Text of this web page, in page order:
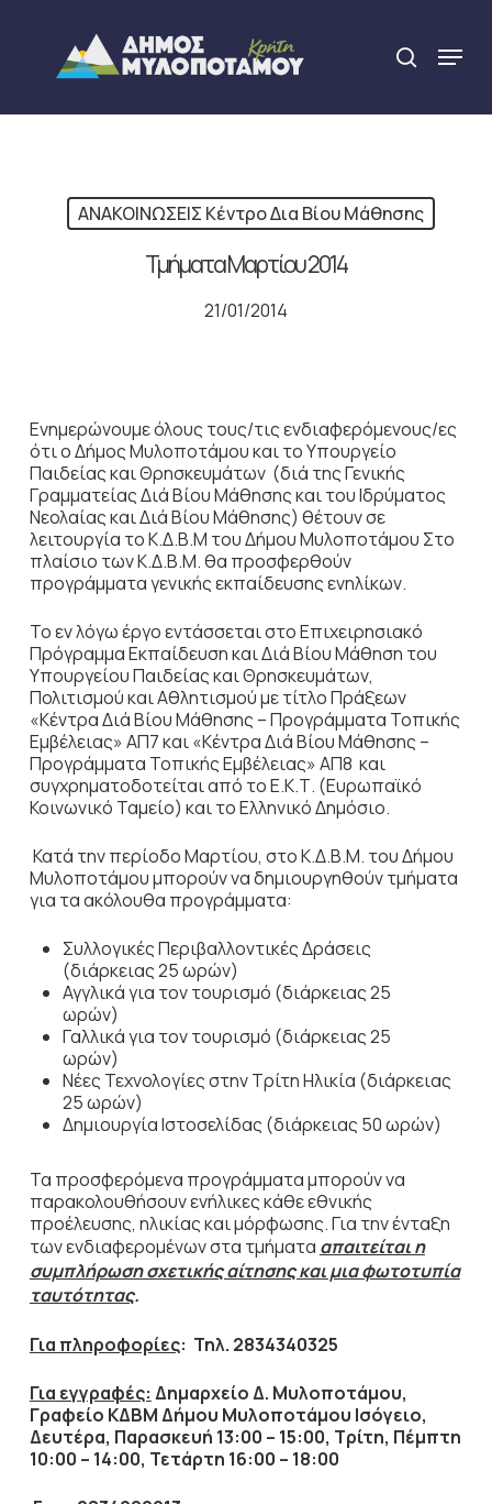
content
search
Menu
ΑΝΑΚΟΙΝΩΣΕΙΣ Κέντρο Δια Βίου Μάθησης
Τμήματα Μαρτίου 2014
21/01/2014
Ενημερώνουμε όλους τους/τις ενδιαφερόμενους/ες
ότι ο Δήμος Μυλοποτάμου και το Υπουργείο
Παιδείας και Θρησκευμάτων (διά της Γενικής
Γραμματείας Διά Βίου Μάθησης και του Ιδρύματος
Νεολαίας και Διά Βίου Μάθησης) θέτουν σε
λειτουργία το Κ.Δ.Β.Μ του Δήμου Μυλοποτάμου Στο
πλαίσιο των Κ.Δ.Β.Μ. θα προσφερθούν
προγράμματα γενικής εκπαίδευσης ενηλίκων.
Το εν λόγω έργο εντάσσεται στο Επιχειρησιακό
Πρόγραμμα Εκπαίδευση και Διά Βίου Μάθηση του
Υπουργείου Παιδείας και Θρησκευμάτων,
Πολιτισμού και Αθλητισμού με τίτλο Πράξεων
«Κέντρα Διά Βίου Μάθησης – Προγράμματα Τοπικής
Εμβέλειας» ΑΠ7 και «Κέντρα Διά Βίου Μάθησης –
Προγράμματα Τοπικής Εμβέλειας» ΑΠ8 και
συγχρηματοδοτείται από το Ε.Κ.Τ. (Ευρωπαϊκό
Κοινωνικό Ταμείο) και το Ελληνικό Δημόσιο.
Κατά την περίοδο Μαρτίου, στο Κ.Δ.Β.Μ. του Δήμου
Μυλοποτάμου μπορούν να δημιουργηθούν τμήματα
για τα ακόλουθα προγράμματα:
Συλλογικές Περιβαλλοντικές Δράσεις
(διάρκειας 25 ωρών)
Αγγλικά για τον τουρισμό (διάρκειας 25
ωρών)
Γαλλικά για τον τουρισμό (διάρκειας 25
ωρών)
Νέες Τεχνολογίες στην Τρίτη Ηλικία (διάρκειας
25 ωρών)
Δημιουργία Ιστοσελίδας (διάρκειας 50 ωρών)
Τα προσφερόμενα προγράμματα μπορούν να
παρακολουθήσουν ενήλικες κάθε εθνικής
προέλευσης, ηλικίας και μόρφωσης. Για την ένταξη
των ενδιαφερομένων στα τμήματα απαιτείται η
συμπλήρωση σχετικής αίτησης και μια φωτοτυπία
ταυτότητας.
Για πληροφορίες: Τηλ. 2834340325
Για εγγραφές: Δημαρχείο Δ. Μυλοποτάμου,
Γραφείο ΚΔΒΜ Δήμου Μυλοποτάμου Ισόγειο,
Δευτέρα, Παρασκευή 13:00 – 15:00, Τρίτη, Πέμπτη
10:00 – 14:00, Τετάρτη 16:00 – 18:00
Close